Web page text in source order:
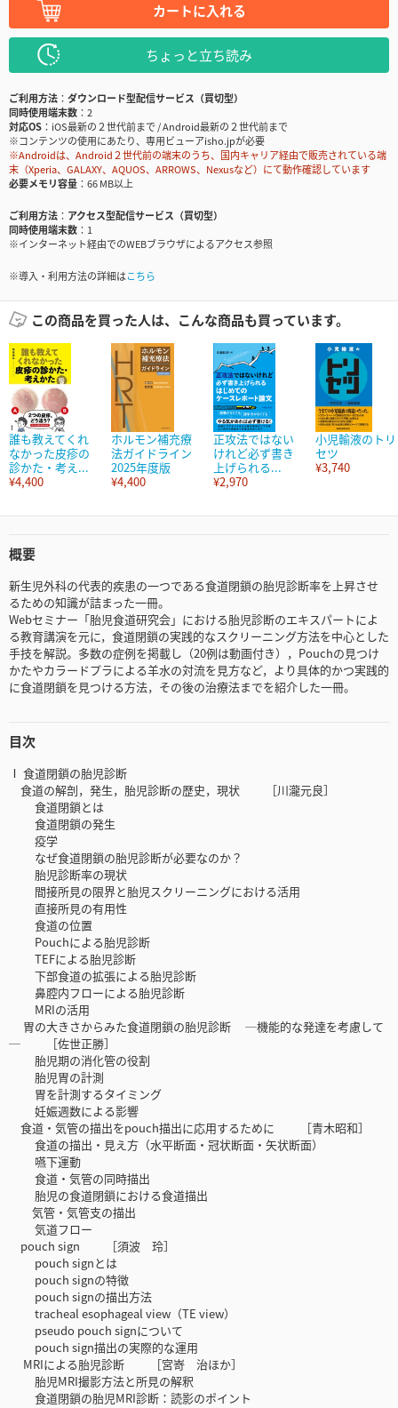
カートに入れる
ちょっと立ち読み
ご利用方法
ダウンロード型配信サービス（買切型）
同時使用端末数
2
対応OS
iOS最新の２世代前まで / Android最新の２世代前まで
※コンテンツの使用にあたり、専用ビューアisho.jpが必要
※Androidは、Android２世代前の端末のうち、国内キャリア経由で販売されている端
末（Xperia、GALAXY、AQUOS、ARROWS、Nexusなど）にて動作確認しています
必要メモリ容量
66 MB以上
ご利用方法
アクセス型配信サービス（買切型）
同時使用端末数
1
※インターネット経由でのWEBブラウザによるアクセス参照
※導入・利用方法の詳細はこちら
この商品を買った人は、こんな商品も買っています。
誰も教えてくれ
なかった皮疹の
診かた・考え...
¥4,400
ホルモン補充療
法ガイドライン
2025年度版
¥4,400
正攻法ではない
けれど必ず書き
上げられる...
¥2,970
小児輸液のトリ
セツ
¥3,740
概要
新生児外科の代表的疾患の一つである食道閉鎖の胎児診断率を上昇させ
るための知識が詰まった一冊。
Webセミナー「胎児食道研究会」における胎児診断のエキスパートによ
る教育講演を元に，食道閉鎖の実践的なスクリーニング方法を中心とした
手技を解説。多数の症例を掲載し（20例は動画付き），Pouchの見つけ
かたやカラードプラによる羊水の対流を見方など，より具体的かつ実践的
に食道閉鎖を見つける方法，その後の治療法までを紹介した一冊。
目次
Ⅰ 食道閉鎖の胎児診断
食道の解剖，発生，胎児診断の歴史，現状 ［川瀧元良］
食道閉鎖とは
食道閉鎖の発生
疫学
なぜ食道閉鎖の胎児診断が必要なのか？
胎児診断率の現状
間接所見の限界と胎児スクリーニングにおける活用
直接所見の有用性
食道の位置
Pouchによる胎児診断
TEFによる胎児診断
下部食道の拡張による胎児診断
鼻腔内フローによる胎児診断
MRIの活用
胃の大きさからみた食道閉鎖の胎児診断 ─機能的な発達を考慮して
─ ［佐世正勝］
胎児期の消化管の役割
胎児胃の計測
胃を計測するタイミング
妊娠週数による影響
食道・気管の描出をpouch描出に応用するために ［青木昭和］
食道の描出・見え方（水平断面・冠状断面・矢状断面）
嚥下運動
食道・気管の同時描出
胎児の食道閉鎖における食道描出
気管・気管支の描出
気道フロー
pouch sign ［須波 玲］
pouch signとは
pouch signの特徴
pouch signの描出方法
tracheal esophageal view（TE view）
pseudo pouch signについて
pouch sign描出の実際的な運用
MRIによる胎児診断 ［宮嵜 治ほか］
胎児MRI撮影方法と所見の解釈
食道閉鎖の胎児MRI診断：読影のポイント